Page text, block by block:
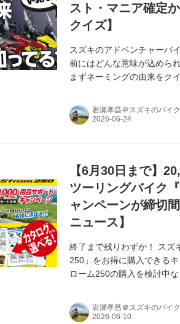
スト・マニア確定
クイズ】
スズキのアドベンチャーバ
前にはどんな意味が込めら
まずネーミングの由来をク
岩瀬孝昌＠スズキのバイ
【6月30日まで】
ツーリングバイク
ャンペーンが締切
ニュース】
終了まで残りわずか！ スズ
250」をお得に購入できる
ローム250の購入を検討中
岩瀬孝昌＠スズキのバイ